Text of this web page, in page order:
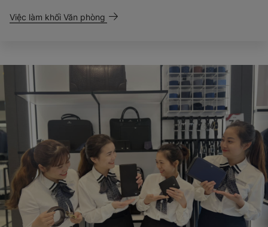
Việc làm khối Văn phòng